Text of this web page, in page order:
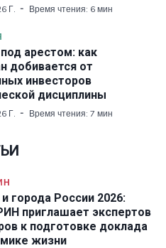
Г. Время чтения: 6 мин
арестом: как
добивается от
инвесторов
дисциплины
Г. Время чтения: 7 мин
города России 2026:
приглашает экспертов
к подготовке доклада
жизни